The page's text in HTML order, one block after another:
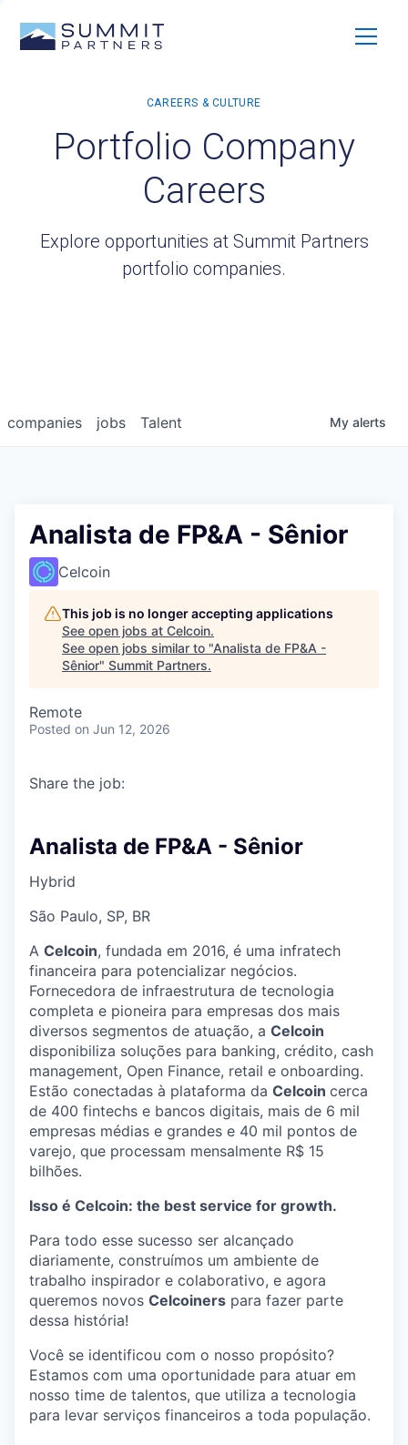
Portfolio Company
Careers
Explore opportunities at Summit Partners
portfolio companies.
jobs
companies Talent My alerts
Analista de FP&A - Sênior
Celcoin
This job is no longer accepting applications
See open jobs at Celcoin.
See open jobs similar to "Analista de FP&A -
Sênior" Summit Partners.
Remote
Posted on Jun 12, 2026
Share the job:
Analista de FP&A - Sênior
Hybrid
São Paulo, SP, BR
A Celcoin, fundada em 2016, é uma infratech
financeira para potencializar negócios.
Fornecedora de infraestrutura de tecnologia
completa e pioneira para empresas dos mais
diversos segmentos de atuação, a Celcoin
disponibiliza soluções para banking, crédito, cash
management, Open Finance, retail e onboarding.
Estão conectadas à plataforma da Celcoin cerca
de 400 fintechs e bancos digitais, mais de 6 mil
empresas médias e grandes e 40 mil pontos de
varejo, que processam mensalmente R$ 15
bilhões.
Isso é Celcoin: the best service for growth.
Para todo esse sucesso ser alcançado
diariamente, construímos um ambiente de
trabalho inspirador e colaborativo, e agora
queremos novos Celcoiners para fazer parte
dessa história!
Você se identificou com o nosso propósito?
Estamos com uma oportunidade para atuar em
nosso time de talentos, que utiliza a tecnologia
para levar serviços financeiros a toda população.